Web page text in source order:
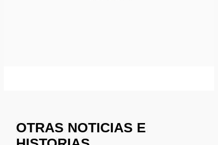
OTRAS NOTICIAS E